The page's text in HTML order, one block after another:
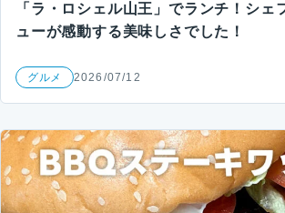
「ラ・ロシェル山王」でランチ！シェ
ューが感動する美味しさでした！
グルメ 2026/07/12